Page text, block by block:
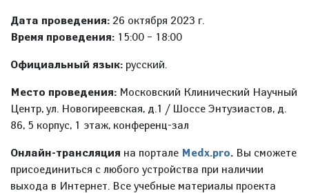
Дата проведения: 26 октября 2023 г.
Время проведения: 15:00 – 18:00
Официальный язык: русский.
Место проведения: Московский Клинический Научный
Центр, ул. Новогиреевская, д.1 / Шоссе Энтузиастов, д.
86, 5 корпус, 1 этаж, конференц-зал
Онлайн-трансляция на портале Medx.pro. Вы сможете
присоединиться с любого устройства при наличии
выхода в Интернет. Все учебные материалы проекта